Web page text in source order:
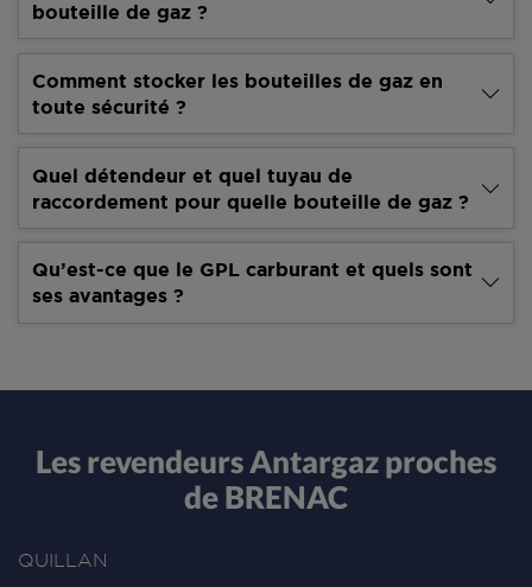
bouteille de gaz ?
Comment stocker les bouteilles de gaz en
toute sécurité ?
Quel détendeur et quel tuyau de
raccordement pour quelle bouteille de gaz ?
Qu’est-ce que le GPL carburant et quels sont
ses avantages ?
Les revendeurs Antargaz proches
de BRENAC
QUILLAN